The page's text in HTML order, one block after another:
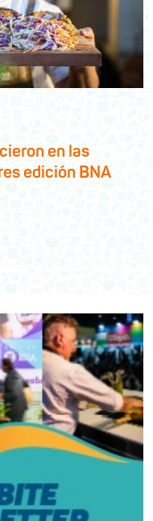
en las
edición BNA